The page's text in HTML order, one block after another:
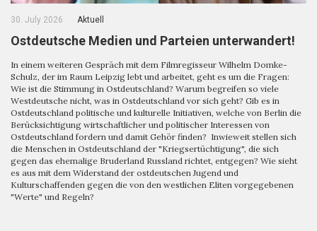
30. July 2026 Aktuell
Ostdeutsche Medien und Parteien unterwandert!
In einem weiteren Gespräch mit dem Filmregisseur Wilhelm Domke-
Schulz, der im Raum Leipzig lebt und arbeitet, geht es um die Fragen:
Wie ist die Stimmung in Ostdeutschland? Warum begreifen so viele
Westdeutsche nicht, was in Ostdeutschland vor sich geht? Gib es in
Ostdeutschland politische und kulturelle Initiativen, welche von Berlin die
Berücksichtigung wirtschaftlicher und politischer Interessen von
Ostdeutschland fordern und damit Gehör finden? Inwieweit stellen sich
die Menschen in Ostdeutschland der "Kriegsertüchtigung", die sich
gegen das ehemalige Bruderland Russland richtet, entgegen? Wie sieht
es aus mit dem Widerstand der ostdeutschen Jugend und
Kulturschaffenden gegen die von den westlichen Eliten vorgegebenen
"Werte" und Regeln?